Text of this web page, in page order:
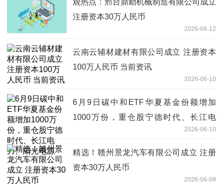
观热点：邢台鼎勤机械制造有限公司成立
注册资本30万人民币
2026-06-12
云南云辅材建材有限公司成立 注册资本
100万人民币 当前资讯
2026-06-10
6月9日碳中和ETF华夏基金份额增加
1000万份，重仓股宁德时代、长江电
2026-06-10
精选！赣州景龙汽车有限公司成立 注册
资本30万人民币
2026-06-09